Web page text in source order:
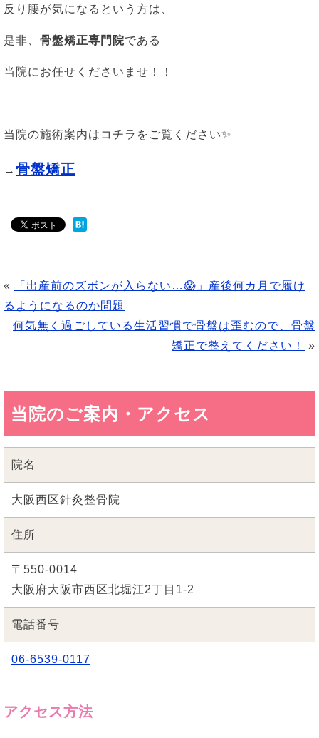
反り腰が気になるという方は、
是非、 骨盤矯正専門院である
当院にお任せくださいませ！！
当院の施術案内はコチラをご覧ください✨
→ 骨盤矯正
«
「出産前のズボンが入らない…😱」産後何カ月で履け
るようになるのか問題
何気無く過ごしている生活習慣で骨盤は歪むので、骨盤
矯正で整えてください！
»
当院のご案内・アクセス
院名
大阪西区針灸整骨院
住所
〒550-0014
大阪府大阪市西区北堀江2丁目1-2
電話番号
06-6539-0117
アクセス方法